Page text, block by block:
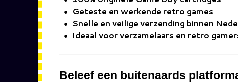
Geteste en werkende retro games
Snelle en veilige verzending binnen
Ideaal voor verzamelaars en retro
Beleef een buitenaards